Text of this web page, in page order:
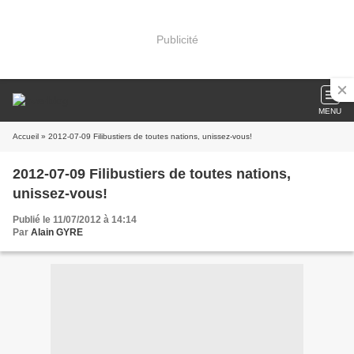
Publicité
MENU
Accueil » 2012-07-09 Filibustiers de toutes nations, unissez-vous!
2012-07-09 Filibustiers de toutes nations,
unissez-vous!
Publié le 11/07/2012 à 14:14
Par Alain GYRE